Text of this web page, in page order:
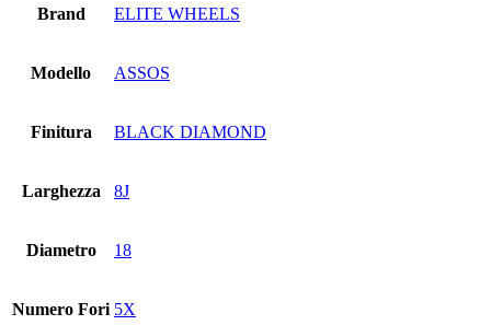
Brand ELITE WHEELS
Modello ASSOS
Finitura BLACK DIAMOND
Larghezza 8J
Diametro 18
Numero Fori 5X